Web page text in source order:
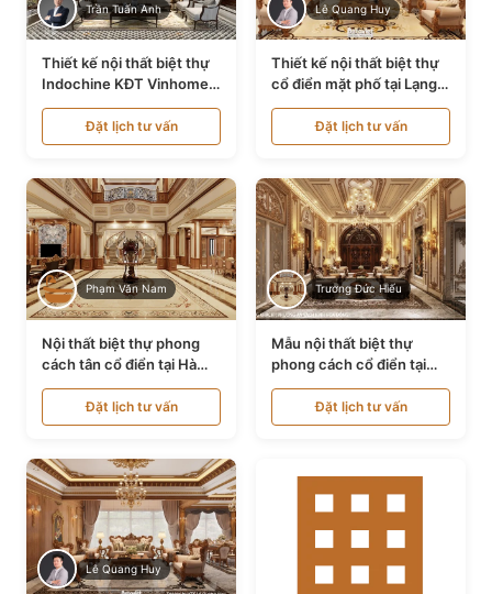
Trần Tuấn Anh
Thiết kế nội thất biệt thự
Indochine KĐT Vinhomes
Ocean Park NT24600
Đặt lịch tư vấn
Lê Quang Huy
Thiết kế nội thất biệt thự
cổ điển mặt phố tại Lạng
Sơn NT24534
Đặt lịch tư vấn
Phạm Văn Nam
Nội thất biệt thự phong
cách tân cổ điển tại Hà
Nội NT24405
Đặt lịch tư vấn
Trương Đức Hiếu
Mẫu nội thất biệt thự
phong cách cổ điển tại
Bình Dương NT24532
Đặt lịch tư vấn
Lê Quang Huy